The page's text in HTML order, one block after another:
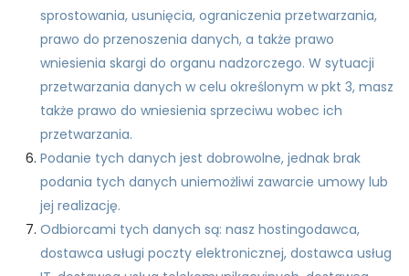
sprostowania, usunięcia, ograniczenia przetwarzania,
prawo do przenoszenia danych, a także prawo
wniesienia skargi do organu nadzorczego. W sytuacji
przetwarzania danych w celu określonym w pkt 3, masz
także prawo do wniesienia sprzeciwu wobec ich
przetwarzania.
Podanie tych danych jest dobrowolne, jednak brak
podania tych danych uniemożliwi zawarcie umowy lub
jej realizację.
Odbiorcami tych danych są: nasz hostingodawca,
dostawca usługi poczty elektronicznej, dostawca usług